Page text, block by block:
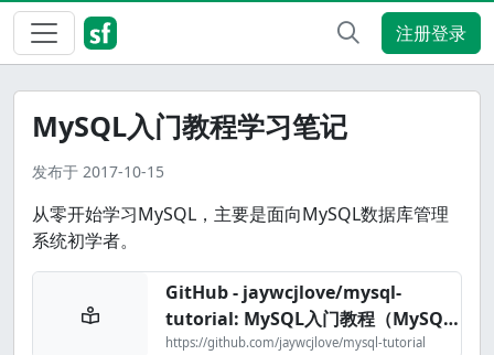
注册登录
MySQL入门教程学习笔记
发布于 2017-10-15
从零开始学习MySQL，主要是面向MySQL数据库管理
系统初学者。
GitHub - jaywcjlove/mysql-
tutorial: MySQL入门教程（MySQL
tutorial book）
https://github.com/jaywcjlove/mysql-tutorial